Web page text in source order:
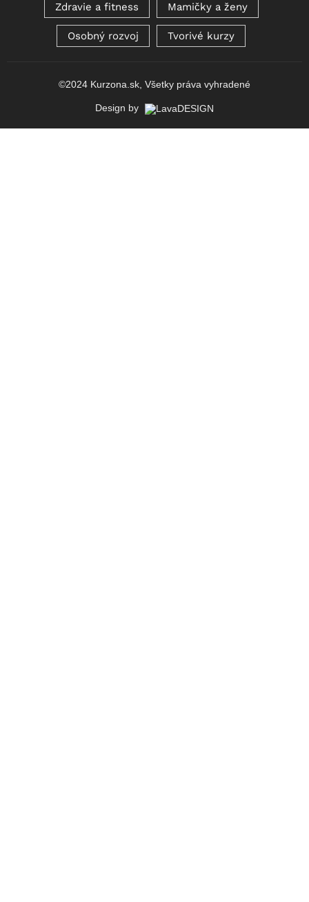
Zdravie a fitness Mamičky a ženy
Osobný rozvoj Tvorivé kurzy
©2024 Kurzona.sk, Všetky práva vyhradené
Design by
Optimized by Seraphinite Accelerator
Turns on site high speed to be attractive for people and search engines.